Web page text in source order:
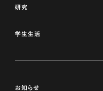
研究
学生生活
お知らせ